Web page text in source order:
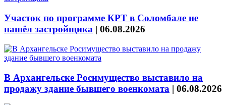
Участок по программе КРТ в Соломбале не
нашёл застройщика | 06.08.2026
В Архангельске Росимущество выставило на
продажу здание бывшего военкомата | 06.08.2026